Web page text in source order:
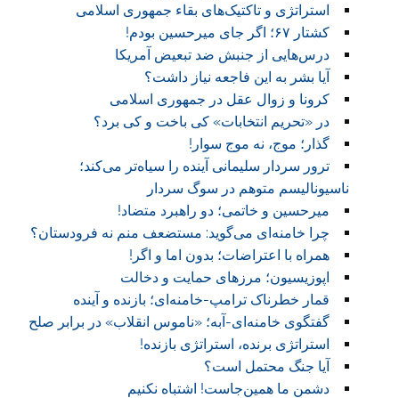
استراتژی و تاکتیک‌های بقاء جمهوری اسلامی
کشتار ۶۷؛ اگر جای میرحسین بودم!
درس‌هایی از جنبش ضد تبعیض آمریکا
آیا بشر به این فاجعه نیاز داشت؟
کرونا و زوال عقل در جمهوری اسلامی
در «تحریم انتخابات» کی باخت و کی برد؟
گذار؛ موج، نه موج سوار!
ترور سردار سلیمانی آینده را سیاه‌تر می‌کند؛
ناسیونالیسم متوهم در سوگ سردار
میرحسین و خاتمی؛ دو راهبرد متضاد!
چرا خامنه‌ای می‌گوید: مستضعف منم نه فرودستان؟
همراه با اعتراضات؛ بدون اما و اگر!
اپوزیسیون؛ مرزهای حمایت و دخالت
قمار خطرناک ترامپ-خامنه‌ای؛ بازنده و آینده
گفتگوی خامنه‌ای-آبه؛ «ناموس انقلاب» در برابر صلح
استراتژی برنده، استراتژی بازنده!
آیا جنگ محتمل است؟
دشمن ما همین‌جاست! اشتباه نکنیم